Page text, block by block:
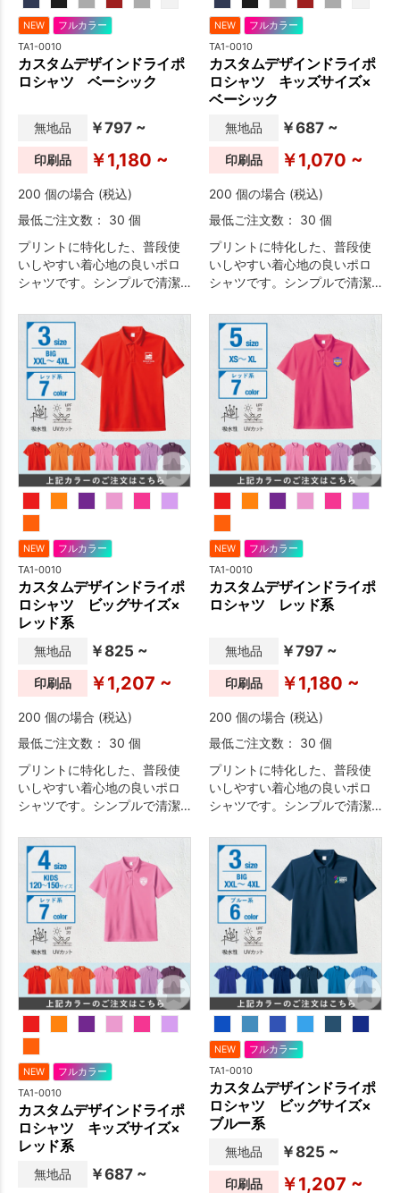
NEW フルカラー
TA1-0010
カスタムデザインドライポ
ロシャツ ベーシック
無地品 ￥797 ~
印刷品 ￥1,180 ~
200 個の場合 (税込)
最低ご注文数： 30 個
プリントに特化した、普段使
いしやすい着心地の良いポロ
シャツです。シンプルで清潔
ベント・物販・ユニフォーム
など幅広い用途におすすめで
す。
NEW フルカラー
TA1-0010
カスタムデザインドライポ
ロシャツ キッズサイズ×
ベーシック
無地品 ￥687 ~
印刷品 ￥1,070 ~
200 個の場合 (税込)
最低ご注文数： 30 個
プリントに特化した、普段使
いしやすい着心地の良いポロ
シャツです。シンプルで清潔
ベント・物販・ユニフォーム
など幅広い用途におすすめで
す。
NEW フルカラー
TA1-0010
カスタムデザインドライポ
ロシャツ ビッグサイズ×
レッド系
無地品 ￥825 ~
印刷品 ￥1,207 ~
200 個の場合 (税込)
最低ご注文数： 30 個
プリントに特化した、普段使
いしやすい着心地の良いポロ
シャツです。シンプルで清潔
ベント・物販・ユニフォーム
など幅広い用途におすすめで
す。
NEW フルカラー
TA1-0010
カスタムデザインドライポ
ロシャツ レッド系
無地品 ￥797 ~
印刷品 ￥1,180 ~
200 個の場合 (税込)
最低ご注文数： 30 個
プリントに特化した、普段使
いしやすい着心地の良いポロ
シャツです。シンプルで清潔
ベント・物販・ユニフォーム
など幅広い用途におすすめで
す。
NEW フルカラー
TA1-0010
カスタムデザインドライポ
ロシャツ キッズサイズ×
レッド系
無地品 ￥687 ~
NEW フルカラー
TA1-0010
カスタムデザインドライポ
ロシャツ ビッグサイズ×
ブルー系
無地品 ￥825 ~
印刷品 ￥1,207 ~